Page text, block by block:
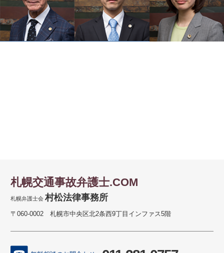
札幌交通事故弁護士.COM
札幌弁護士会村松法律事務所
〒060-0002 札幌市中央区北2条西9丁目インファス5階